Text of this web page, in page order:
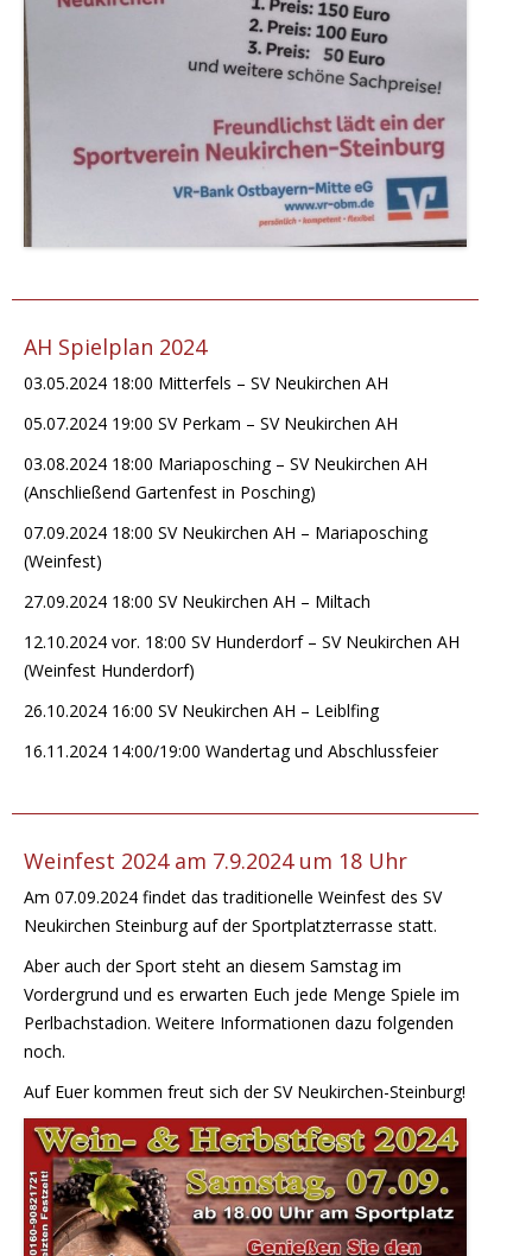
AH Spielplan 2024
03.05.2024 18:00 Mitterfels – SV Neukirchen AH
05.07.2024 19:00 SV Perkam – SV Neukirchen AH
03.08.2024 18:00 Mariaposching – SV Neukirchen AH
(Anschließend Gartenfest in Posching)
07.09.2024 18:00 SV Neukirchen AH – Mariaposching
(Weinfest)
27.09.2024 18:00 SV Neukirchen AH – Miltach
12.10.2024 vor. 18:00 SV Hunderdorf – SV Neukirchen AH
(Weinfest Hunderdorf)
26.10.2024 16:00 SV Neukirchen AH – Leiblfing
16.11.2024 14:00/19:00 Wandertag und Abschlussfeier
Weinfest 2024 am 7.9.2024 um 18 Uhr
Am 07.09.2024 findet das traditionelle Weinfest des SV
Neukirchen Steinburg auf der Sportplatzterrasse statt.
Aber auch der Sport steht an diesem Samstag im
Vordergrund und es erwarten Euch jede Menge Spiele im
Perlbachstadion. Weitere Informationen dazu folgenden
noch.
Auf Euer kommen freut sich der SV Neukirchen-Steinburg!